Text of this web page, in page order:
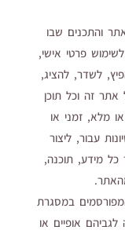
והתכנים שבו
פרטי אישי,
לשדר, להציג,
זה וכל תוכן
מלא, זמני או
עבור, ליצור
כל מידע, תוכנה,
המפורסמים במסגרת
אופיים או